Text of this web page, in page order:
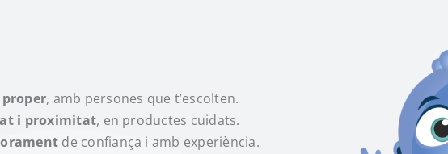
, amb persones que t’escolten.
i proximitat, en productes cuidats.
de confiança i amb experiència.